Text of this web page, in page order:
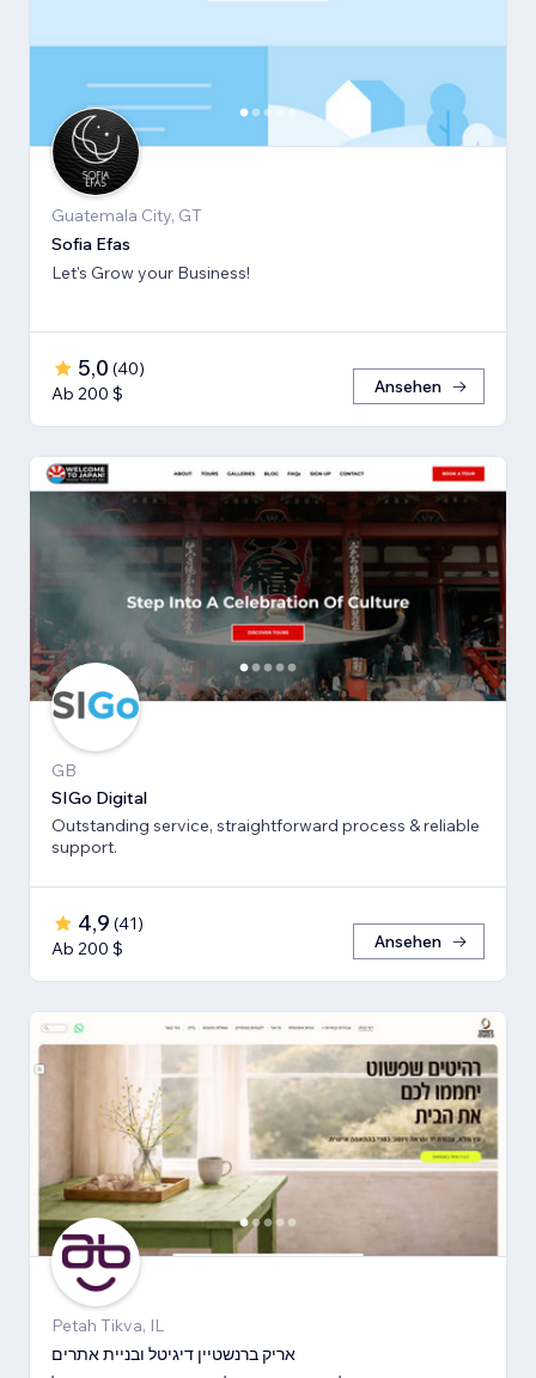
Guatemala City, GT
Sofia Efas
Let's Grow your Business!
5,0 (40)
Ab 200 $
Ansehen
GB
SIGo Digital
Outstanding service, straightforward process & reliable
support.
4,9 (41)
Ab 200 $
Ansehen
Petah Tikva, IL
אריק ברנשטיין דיגיטל ובניית אתרים